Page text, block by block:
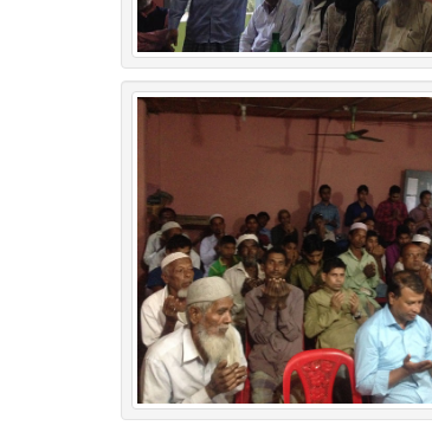
চুনতি ডট কম এবং সিনার্জি ক্লাবের যৌথ উদ্যেগে শীত
বস্ত্র বিতরণ